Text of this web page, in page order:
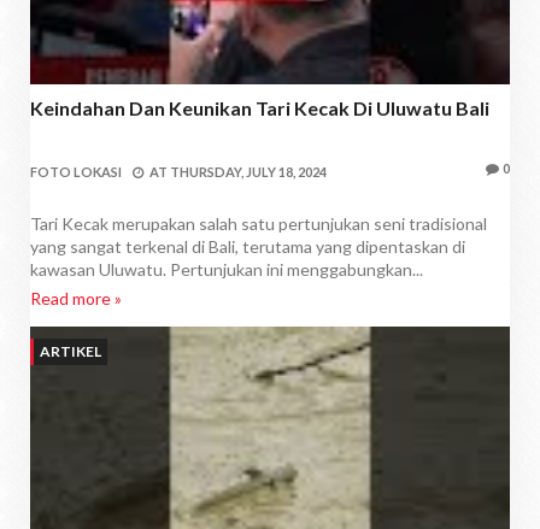
Keindahan Dan Keunikan Tari Kecak Di Uluwatu Bali
FOTO LOKASI AT THURSDAY, JULY 18, 2024 0
Tari Kecak merupakan salah satu pertunjukan seni tradisional
yang sangat terkenal di Bali, terutama yang dipentaskan di
kawasan Uluwatu. Pertunjukan ini menggabungkan...
Read more »
ARTIKEL